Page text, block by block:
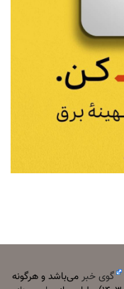
گوی خبرمی‌باشد و هرگونه